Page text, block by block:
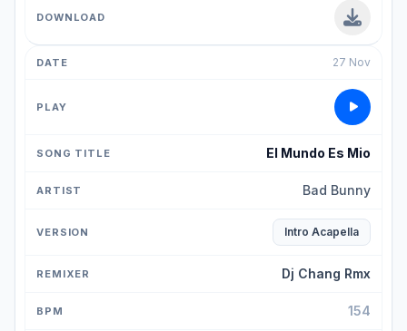
27 Nov
El Mundo Es Mio
Bad Bunny
Intro Acapella
Dj Chang Rmx
154